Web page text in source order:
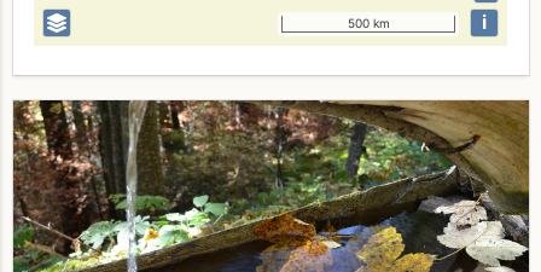
500 km i